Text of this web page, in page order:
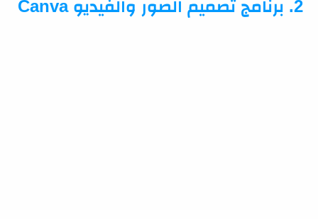
2. برنامج تصميم الصور والفيديو Canva